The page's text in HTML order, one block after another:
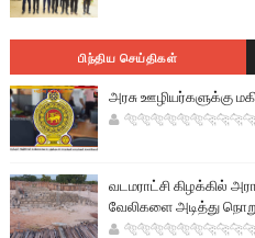
பிந்திய செய்திகள்
அரசு ஊழியர்களுக்கு
வடமராட்சி கிழக்கில்
வேலிகளை அடித்து